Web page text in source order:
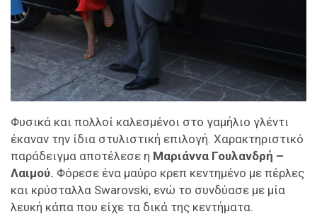
Φυσικά και πολλοί καλεσμένοι στο γαμήλιο γλέντι
έκαναν την ίδια στυλιστική επιλογή. Χαρακτηριστικό
παράδειγμα αποτέλεσε η Μαριάννα Γουλανδρή –
Λαιμού. Φόρεσε ένα μαύρο κρεπ κεντημένο με πέρλες
και κρύσταλλα Swarovski, ενώ το συνδύασε με μία
λευκή κάπα που είχε τα δικά της κεντήματα.